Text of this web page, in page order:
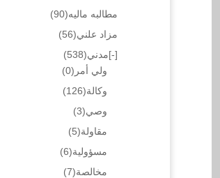
مطالبه ماليه(90)
مزاد علني(56)
[-]مدني(538)
ولي أمر (0)
وكالة(126)
وصي(3)
مقاولة(5)
مسؤولية(6)
مخالصة(7)